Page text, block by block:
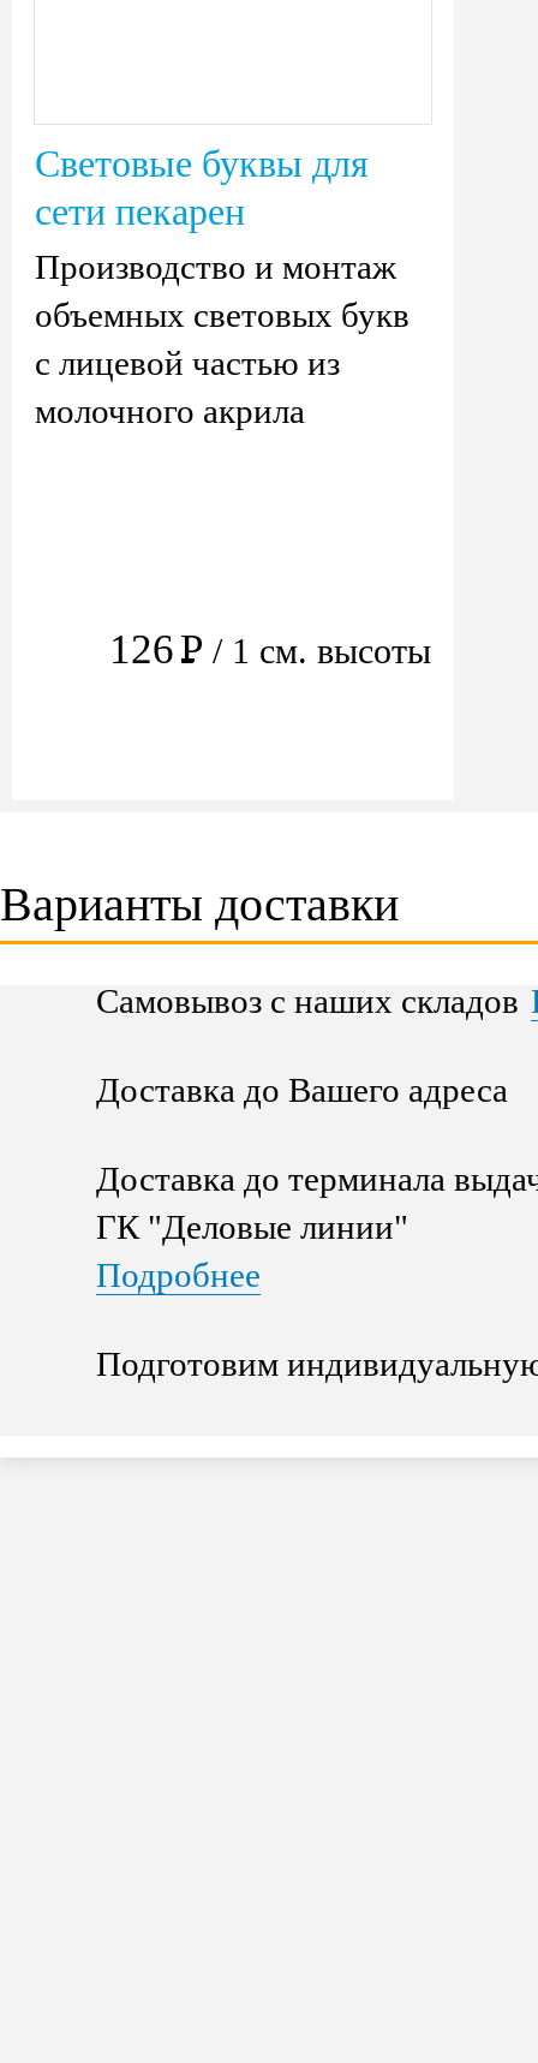
Световые буквы для
сети пекарен
Производство и монтаж
объемных световых букв
с лицевой частью из
молочного акрила
126Р / 1 см. высоты
Варианты доставки
Самовывоз с наших складов
Доставка до Вашего адреса
Доставка до терминала
ГК "Деловые линии"
Подробнее
Подготовим